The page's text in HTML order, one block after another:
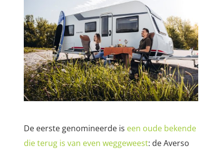
De eerste genomineerde is een oude bekende
die terug is van even weggeweest: de Averso